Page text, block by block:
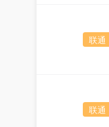
联通
联通